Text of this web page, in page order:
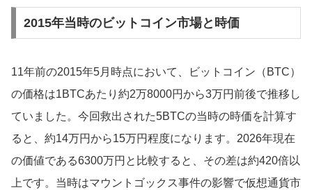
2015年当時のビットコイン市場と時価
11年前の2015年5月時点において、ビットコイン（BTC）
の価格は1BTCあたり約2万8000円から3万円前後で推移し
ていました。今回救出された5BTCの当時の時価を計算す
ると、約14万円から15万円程度になります。2026年現在
の価値である6300万円と比較すると、その差は約420倍以
上です。当時はマウントゴックス事件の影響で仮想通貨市